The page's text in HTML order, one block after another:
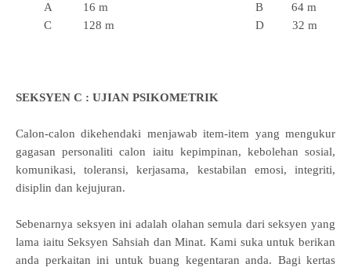
A 16 m B 64 m
C 128 m D 32 m
SEKSYEN C : UJIAN PSIKOMETRIK
Calon-calon dikehendaki menjawab item-item yang mengukur
gagasan personaliti calon iaitu kepimpinan, kebolehan sosial,
komunikasi, toleransi, kerjasama, kestabilan emosi, integriti,
disiplin dan kejujuran.
Sebenarnya seksyen ini adalah olahan semula dari seksyen yang
lama iaitu Seksyen Sahsiah dan Minat. Kami suka untuk berikan
anda perkaitan ini untuk buang kegentaran anda. Bagi kertas